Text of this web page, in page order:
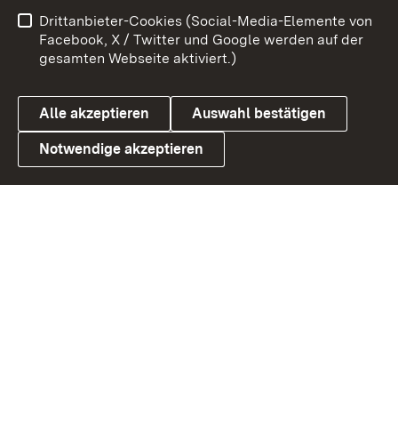
Link zum Landesportal
Benutzungshinweise
Barrierefreiheit
Datenschutz
Cookies
Drittanbieter-Cookies (Social-Media-Elemente von
Facebook, X / Twitter und Google werden auf der
gesamten Webseite aktiviert.)
Alle akzeptieren Auswahl bestätigen
Notwendige akzeptieren